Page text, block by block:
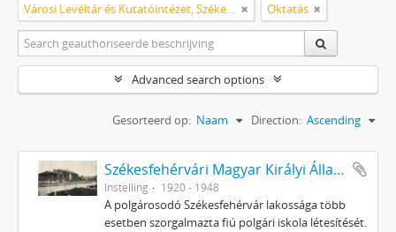
Városi Levéltár és Kutatóintézet, Székesfehérvár Oktatás
Advanced search options
Gesorteerd op: Naam Direction: Ascending
Székesfehérvári Magyar Királyi Állami Gróf Klebelsberg Kunó Polgári Fiúiskola
Instelling 1920 - 1948
A polgárosodó Székesfehérvár lakossága több
esetben szorgalmazta fiú polgári iskola létesítését.